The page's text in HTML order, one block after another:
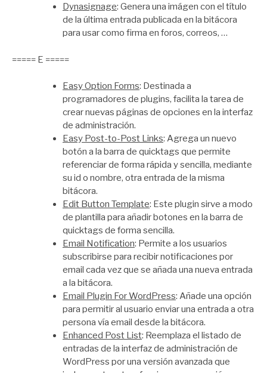
Dynasignage: Genera una imágen con el título
de la última entrada publicada en la bitácora
para usar como firma en foros, correos, …
===== E =====
Easy Option Forms: Destinada a
programadores de plugins, facilita la tarea de
crear nuevas páginas de opciones en la interfaz
de administración.
Easy Post-to-Post Links: Agrega un nuevo
botón a la barra de quicktags que permite
referenciar de forma rápida y sencilla, mediante
su id o nombre, otra entrada de la misma
bitácora.
Edit Button Template: Este plugin sirve a modo
de plantilla para añadir botones en la barra de
quicktags de forma sencilla.
Email Notification: Permite a los usuarios
subscribirse para recibir notificaciones por
email cada vez que se añada una nueva entrada
a la bitácora.
Email Plugin For WordPress: Añade una opción
para permitir al usuario enviar una entrada a otra
persona vía email desde la bitácora.
Enhanced Post List: Reemplaza el listado de
entradas de la interfaz de administración de
WordPress por una versión avanzada que